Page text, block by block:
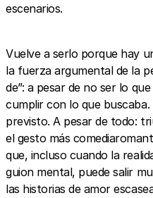
escenarios.
Vuelve a serlo porque hay
la fuerza argumental de la
de”: a pesar de no ser lo
cumplir con lo que
previsto. A pesar de todo:
el gesto más
que, incluso cuando la
guion mental, puede salir
las historias de amor